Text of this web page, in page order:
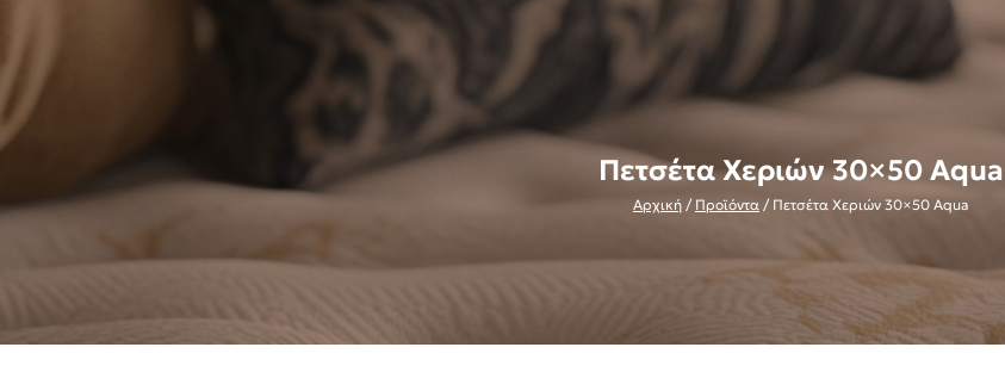
Πετσέτα Χεριών 30×50 Aqua
Αρχική / Προϊόντα / Πετσέτα Χεριών 30×50 Aqua